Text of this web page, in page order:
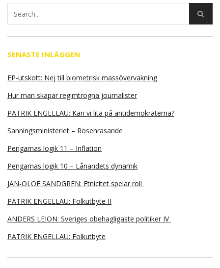
SENASTE INLÄGGEN
EP-utskott: Nej till biometrisk massövervakning
Hur man skapar regimtrogna journalister
PATRIK ENGELLAU: Kan vi lita på antidemokraterna?
Sanningsministeriet – Rosenrasande
Pengarnas logik 11 – Inflation
Pengarnas logik 10 – Lånandets dynamik
JAN-OLOF SANDGREN: Etnicitet spelar roll
PATRIK ENGELLAU: Folkutbyte II
ANDERS LEION: Sveriges obehagligaste politiker IV
PATRIK ENGELLAU: Folkutbyte